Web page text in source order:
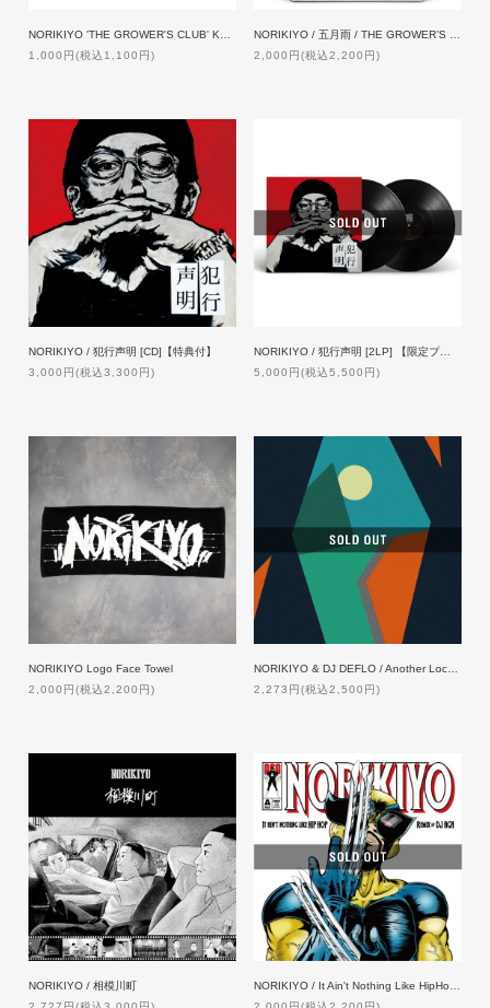
1,000円(税込1,100円)
2,000円(税込2,200円)
NORIKIYO / 犯行声明 [CD]【特典付】
3,000円(税込3,300円)
NORIKIYO / 犯行声明 [2LP] 【限定プレス】
5,000円(税込5,500円)
NORIKIYO Logo Face Towel
2,000円(税込2,200円)
2,273円(税込2,500円)
NORIKIYO / 相模川町